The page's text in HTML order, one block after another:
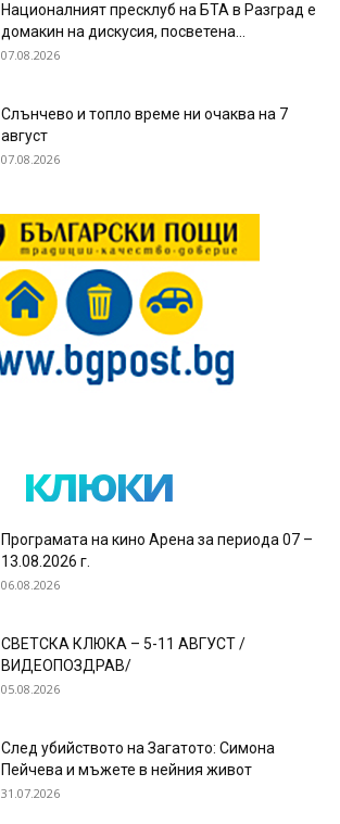
Националният пресклуб на БТА в Разград е
домакин на дискусия, посветена...
07.08.2026
Слънчево и топло време ни очаква на 7
август
07.08.2026
клюки
Програмата на кино Арена за периода 07 –
13.08.2026 г.
06.08.2026
СВЕТСКА КЛЮКА – 5-11 АВГУСТ /
ВИДЕОПОЗДРАВ/
05.08.2026
След убийството на Загатото: Симона
Пейчева и мъжете в нейния живот
31.07.2026